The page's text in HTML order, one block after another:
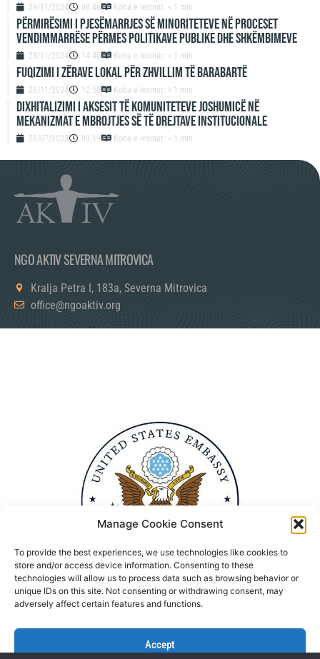
Manage Cookie Consent
To provide the best experiences, we use technologies like cookies to
store and/or access device information. Consenting to these
technologies will allow us to process data such as browsing behavior or
unique IDs on this site. Not consenting or withdrawing consent, may
adversely affect certain features and functions.
Accept
29/11/2024 08:46 Koha e leximit: < 1 min
Përmirësimi i Pjesëmarrjes së Minoriteteve në Proceset
Vendimmarrëse përmes Politikave Publike dhe Shkëmbimeve
28/11/2024 14:40 Koha e leximit: < 1 min
Fuqizimi i zërave lokal për zhvillim të barabartë
28/11/2024 12:50 Koha e leximit: < 1 min
Dixhitalizimi i aksesit të komuniteteve joshumicë në
mekanizmat e mbrojtjes së të drejtave institucionale
28/07/2023 08:19 Koha e leximit: < 1 min
NGO AKTIV SEVERNA MITROVICA
Kralja Petra I, 183a, Severna Mitrovica
office@ngoaktiv.org